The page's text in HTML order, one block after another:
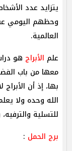
يتزايد عدد
وحظهم اليومي
العالمية.
علم الأبراج هو
معها من باب
بها، إذ أن
الله وحده ولا
للتسلية
برج الحمل :